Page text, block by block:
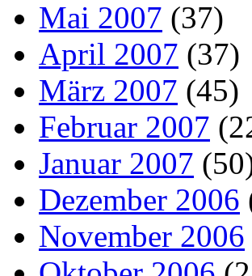
Mai 2007 (37)
April 2007 (37)
März 2007 (45)
Februar 2007
Januar 2007
Dezember 2006
November 2006